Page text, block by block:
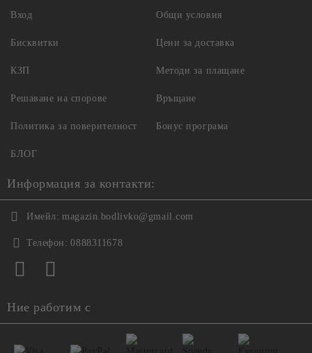
Вход Общи условия
Бисквитки
КЗП
Решаване на спорове
Политика за поверителност
Цени за доставка
Методи за плащане
Връщане
Бонус програма
БЛОГ
Информация за контакти:
Имейл: magazin.bodlivko@gmail.com
Телефон: 0888311678
Ние работим с